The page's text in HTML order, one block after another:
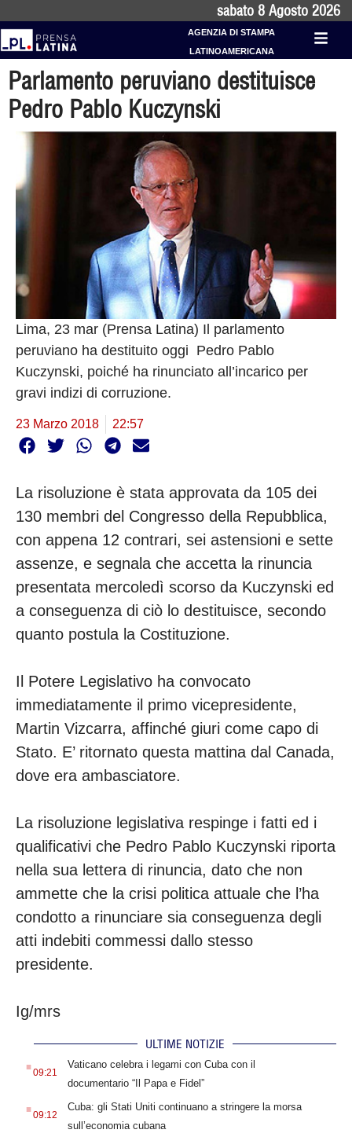
sabato 8 Agosto 2026
AGENZIA DI STAMPA
LATINOAMERICANA
Parlamento peruviano destituisce
Pedro Pablo Kuczynski
Lima, 23 mar (Prensa Latina) Il parlamento
peruviano ha destituito oggi Pedro Pablo
Kuczynski, poiché ha rinunciato all’incarico per
gravi indizi di corruzione.
23 Marzo 2018 22:57
La risoluzione è stata approvata da 105 dei
130 membri del Congresso della Repubblica,
con appena 12 contrari, sei astensioni e sette
assenze, e segnala che accetta la rinuncia
presentata mercoledì scorso da Kuczynski ed
a conseguenza di ciò lo destituisce, secondo
quanto postula la Costituzione.
Il Potere Legislativo ha convocato
immediatamente il primo vicepresidente,
Martin Vizcarra, affinché giuri come capo di
Stato. E’ ritornato questa mattina dal Canada,
dove era ambasciatore.
La risoluzione legislativa respinge i fatti ed i
qualificativi che Pedro Pablo Kuczynski riporta
nella sua lettera di rinuncia, dato che non
ammette che la crisi politica attuale che l’ha
condotto a rinunciare sia conseguenza degli
atti indebiti commessi dallo stesso
presidente.
Ig/mrs
ULTIME NOTIZIE
.09:21
Vaticano celebra i legami con Cuba con il
documentario “Il Papa e Fidel”
.09:12
Cuba: gli Stati Uniti continuano a stringere la morsa
sull’economia cubana